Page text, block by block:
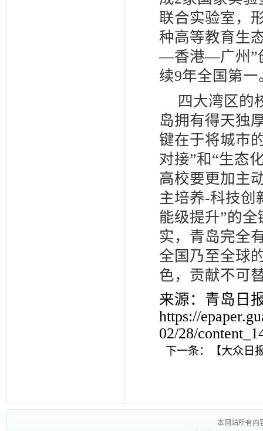
联合实验室，
种高等教育生
—香港—广州”
续9年全国第一
四大湾区的
岛拥有得天独
键在于将城市
对接”和“生态
高校要更加主
主培养-科技创
能级提升”的
实，青岛完全
全国乃至全球
色，贡献不可
来源：青岛日
https://
02/28/
下一条： 【大众日
本网站所有内